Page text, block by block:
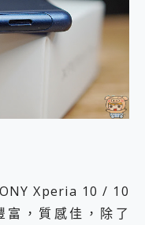
Xperia 10 / 10
，質感佳，除了